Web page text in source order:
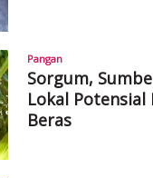
Pangan
Sorgum,
Lokal Potensial
Beras